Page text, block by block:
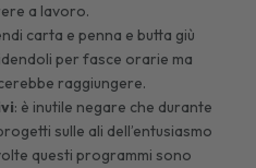
a lavoro.
carta e penna e butta giù
per fasce orarie ma
raggiungere.
: è inutile negare che durante
sulle ali dell’entusiasmo
questi programmi sono